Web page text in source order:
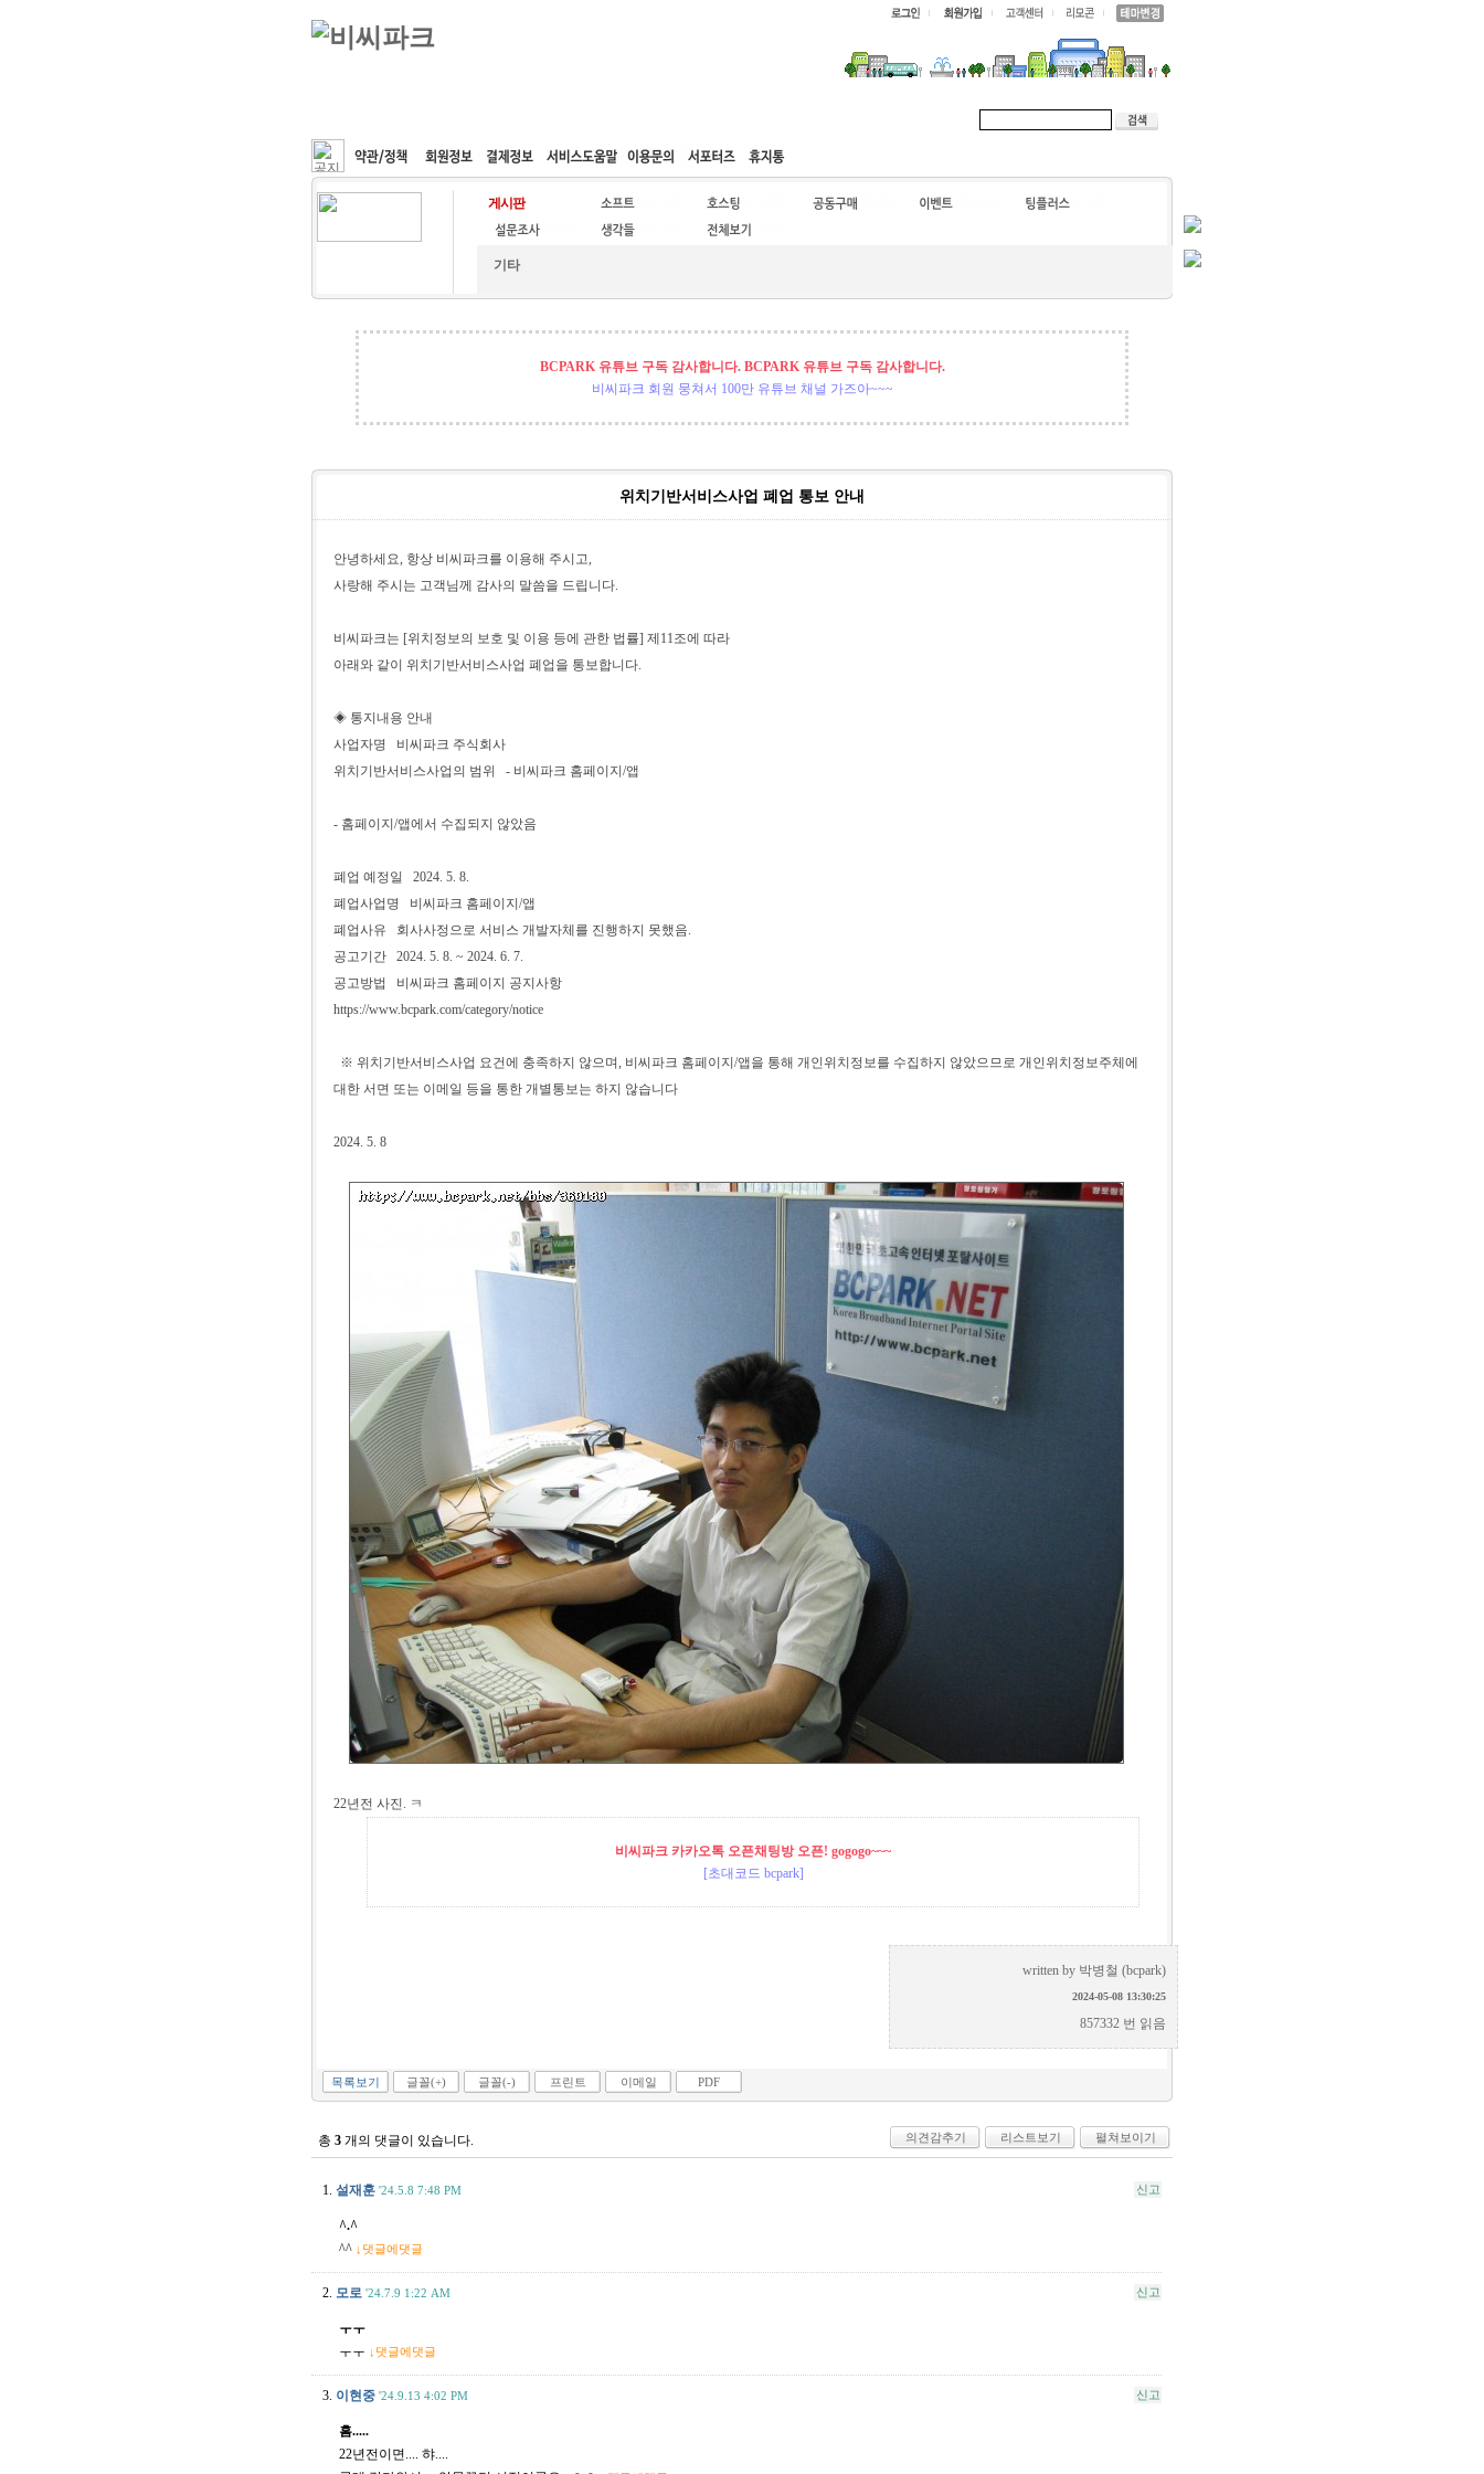
커뮤니티 속도패치 웹호스팅 공동구매 고객센터
기타
BCPARK 유튜브 구독 감사합니다. BCPARK 유튜브 구독 감사합니다.
비씨파크 회원 뭉쳐서 100만 유튜브 채널 가즈아~~~
위치기반서비스사업 폐업 통보 안내
안녕하세요, 항상 비씨파크를 이용해 주시고,
사랑해 주시는 고객님께 감사의 말씀을 드립니다.
비씨파크는 [위치정보의 보호 및 이용 등에 관한 법률] 제11조에 따라
아래와 같이 위치기반서비스사업 폐업을 통보합니다.
◈ 통지내용 안내
사업자명 비씨파크 주식회사
위치기반서비스사업의 범위 - 비씨파크 홈페이지/앱
- 홈페이지/앱에서 수집되지 않았음
폐업 예정일 2024. 5. 8.
폐업사업명 비씨파크 홈페이지/앱
폐업사유 회사사정으로 서비스 개발자체를 진행하지 못했음.
공고기간 2024. 5. 8. ~ 2024. 6. 7.
공고방법 비씨파크 홈페이지 공지사항
https://www.bcpark.com/category/notice
※ 위치기반서비스사업 요건에 충족하지 않으며, 비씨파크 홈페이지/앱을 통해 개인위치정보를 수집하지 않았으므로 개인위치정보주체에
대한 서면 또는 이메일 등을 통한 개별통보는 하지 않습니다
2024. 5. 8
22년전 사진. ㅋ
비씨파크 카카오톡 오픈채팅방 오픈! gogogo~~~
[초대코드 bcpark]
written by 박병철 (bcpark)
2024-05-08 13:30:25
857332 번 읽음
목록보기 글꼴(+) 글꼴(-) 프린트 이메일 PDF
총 3 개의 댓글이 있습니다. 의견감추기 리스트보기 펼쳐보이기
1. 설재훈 '24.5.8 7:48 PM 신고
^.^
^^ ↓댓글에댓글
2. 모로 '24.7.9 1:22 AM 신고
ㅜㅜ
ㅜㅜ ↓댓글에댓글
3. 이현중 '24.9.13 4:02 PM 신고
흠.....
22년전이면.... 햐....